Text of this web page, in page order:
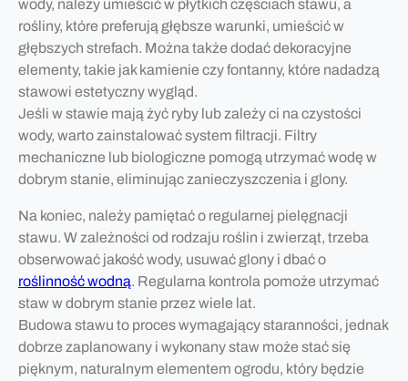
wody, należy umieścić w płytkich częściach stawu, a
rośliny, które preferują głębsze warunki, umieścić w
głębszych strefach. Można także dodać dekoracyjne
elementy, takie jak kamienie czy fontanny, które nadadzą
stawowi estetyczny wygląd.
Jeśli w stawie mają żyć ryby lub zależy ci na czystości
wody, warto zainstalować system filtracji. Filtry
mechaniczne lub biologiczne pomogą utrzymać wodę w
dobrym stanie, eliminując zanieczyszczenia i glony.
Na koniec, należy pamiętać o regularnej pielęgnacji
stawu. W zależności od rodzaju roślin i zwierząt, trzeba
obserwować jakość wody, usuwać glony i dbać o
roślinność wodną. Regularna kontrola pomoże utrzymać
staw w dobrym stanie przez wiele lat.
Budowa stawu to proces wymagający staranności, jednak
dobrze zaplanowany i wykonany staw może stać się
pięknym, naturalnym elementem ogrodu, który będzie